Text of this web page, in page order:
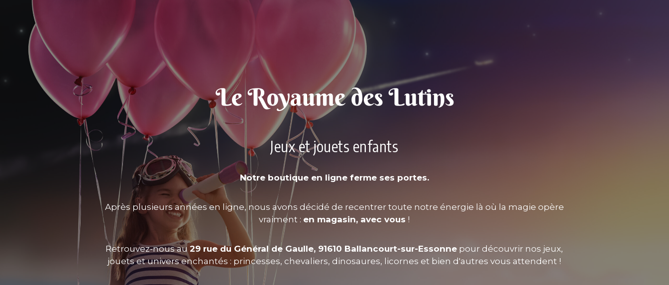
Jeux et jouets enfants
Notre boutique en ligne ferme ses portes.
Après plusieurs années en ligne, nous avons décidé de recentrer toute notre énergie là où la magie opère
vraiment : en magasin, avec vous !
Retrouvez-nous au29 rue du Général de Gaulle, 91610 Ballancourt-sur-Essonne pour découvrir nos jeux,
jouets et univers enchantés : princesses, chevaliers, dinosaures, licornes et bien d'autres vous attendent !